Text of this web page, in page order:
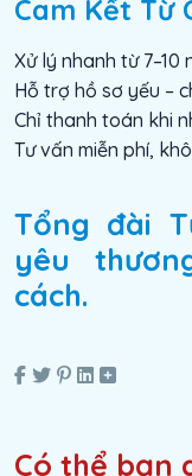
Cam Kết Từ
Xử lý nhanh từ 7–10
Hỗ trợ hồ sơ yếu –
Chỉ thanh toán khi
Tư vấn miễn phí,
Tổng đài
yêu
cách.
Có thể bạn